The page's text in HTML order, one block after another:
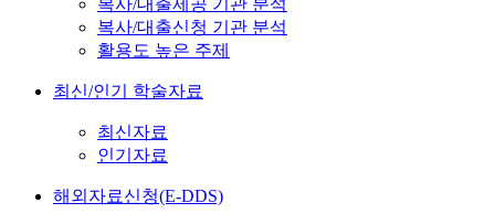
복사/대출제공 기관 분석
복사/대출신청 기관 분석
활용도 높은 주제
최신/인기 학술자료
최신자료
인기자료
해외자료신청(E-DDS)